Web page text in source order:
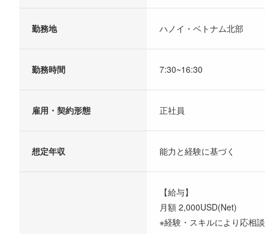
勤務地 ハノイ・ベトナム北部
勤務時間 7:30~16:30
雇用・契約形態 正社員
想定年収 能力と経験に基づく
【給与】
月額 2,000USD(Net)
※経験・スキルにより応相談